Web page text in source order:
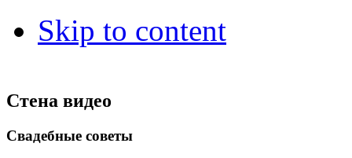
Skip to content
Стена видео
Свадебные советы